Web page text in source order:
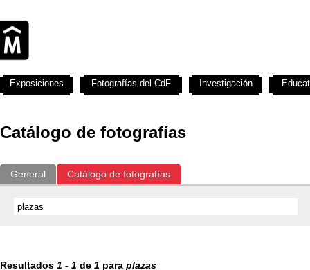
Catálogo de fotografías
General Catálogo de fotografías
Resultados 1 - 1 de 1 para plazas
Exposiciones Fotografías del CdF Investigación